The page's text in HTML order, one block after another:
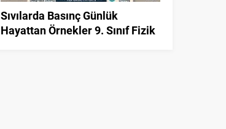
Sıvılarda Basınç Günlük
Hayattan Örnekler 9. Sınıf Fizik